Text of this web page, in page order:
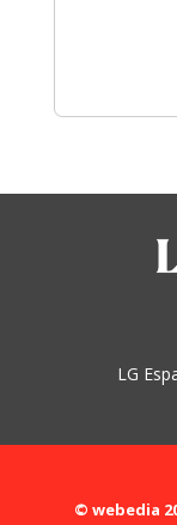
LG
© webedia